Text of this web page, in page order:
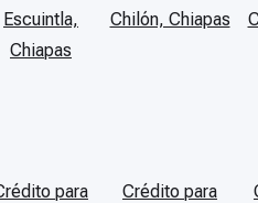
Escuintla,
Chiapas
Chilón, Chiapas
para
Crédito para